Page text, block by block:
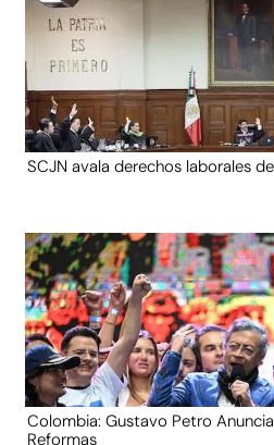
SCJN avala derechos laborales
Colombia: Gustavo Petro
Reformas